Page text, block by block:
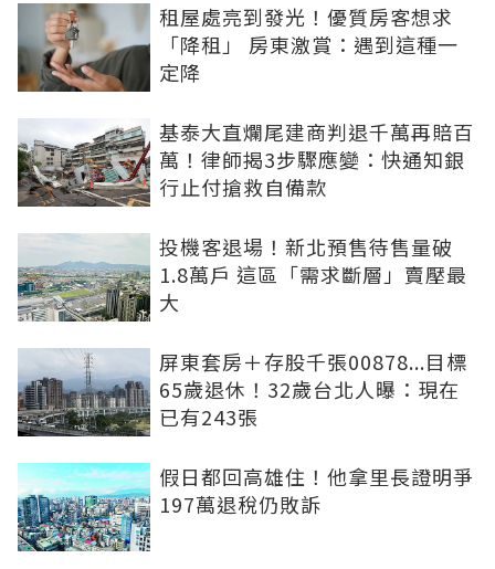
租屋處亮到發光！優質房客想求
「降租」 房東激賞：遇到這種一
定降
基泰大直爛尾建商判退千萬再賠百
萬！律師揭3步驟應變：快通知銀
行止付搶救自備款
投機客退場！新北預售待售量破
1.8萬戶 這區「需求斷層」賣壓最
大
屏東套房＋存股千張00878...目標
65歲退休！32歲台北人曝：現在
已有243張
假日都回高雄住！他拿里長證明爭
197萬退稅仍敗訴